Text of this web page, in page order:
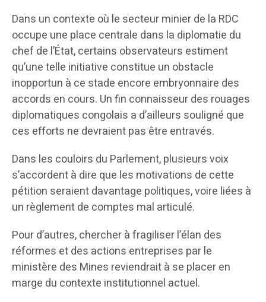
Dans un contexte où le secteur minier de la RDC
occupe une place centrale dans la diplomatie du
chef de l’État, certains observateurs estiment
qu’une telle initiative constitue un obstacle
inopportun à ce stade encore embryonnaire des
accords en cours. Un fin connaisseur des rouages
diplomatiques congolais a d’ailleurs souligné que
ces efforts ne devraient pas être entravés.
Dans les couloirs du Parlement, plusieurs voix
s’accordent à dire que les motivations de cette
pétition seraient davantage politiques, voire liées à
un règlement de comptes mal articulé.
Pour d’autres, chercher à fragiliser l’élan des
réformes et des actions entreprises par le
ministère des Mines reviendrait à se placer en
marge du contexte institutionnel actuel.